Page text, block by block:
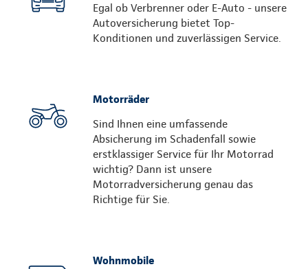
Egal ob Verbrenner oder E-Auto - unsere
Autoversicherung bietet Top-
Konditionen und zuverlässigen Service.
Motorräder
Sind Ihnen eine umfassende
Absicherung im Schadenfall sowie
erstklassiger Service für Ihr Motorrad
wichtig? Dann ist unsere
Motorradversicherung genau das
Richtige für Sie.
Wohnmobile